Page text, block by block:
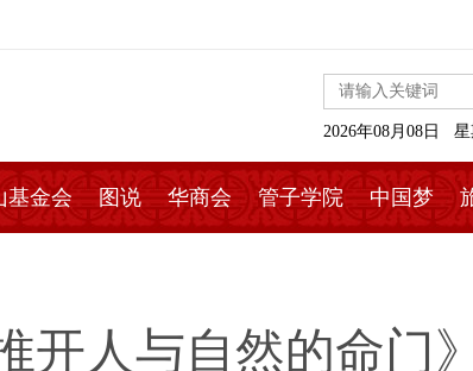
2026年08月08日
基金会 图说 华商会 管子学院 中国梦
开人与自然的命门》